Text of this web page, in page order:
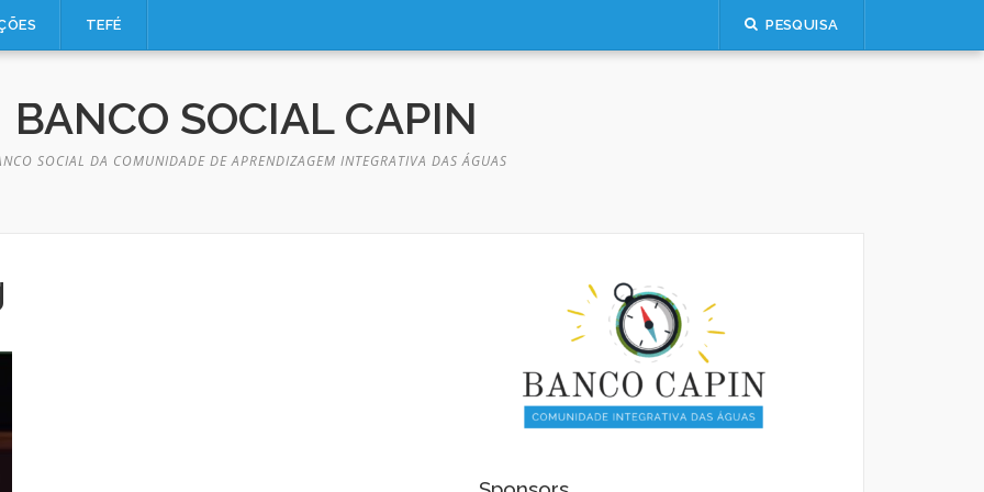
TEFÉ PESQUISA
BANCO SOCIAL CAPIN
SOCIAL DA COMUNIDADE DE APRENDIZAGEM INTEGRATIVA DAS ÁGUAS